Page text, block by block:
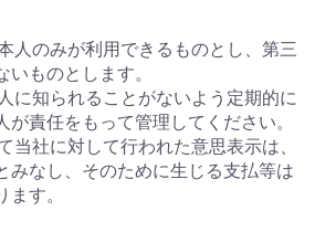
人のみが利用できるものとし、第三
ものとします。
に知られることがないよう定期的に
が責任をもって管理してください。
当社に対して行われた意思表示は、
みなし、そのために生じる支払等は
す。